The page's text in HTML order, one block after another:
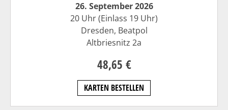
26. September 2026
20 Uhr (Einlass 19 Uhr)
Dresden, Beatpol
Altbriesnitz 2a
48,65 €
KARTEN BESTELLEN